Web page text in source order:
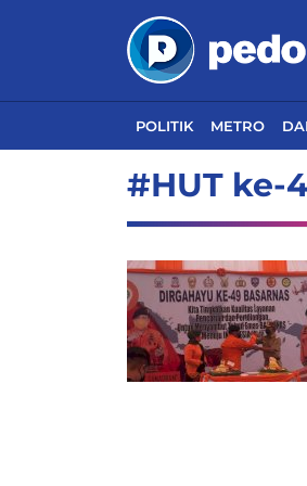
POLITIK METRO
#HUT ke-